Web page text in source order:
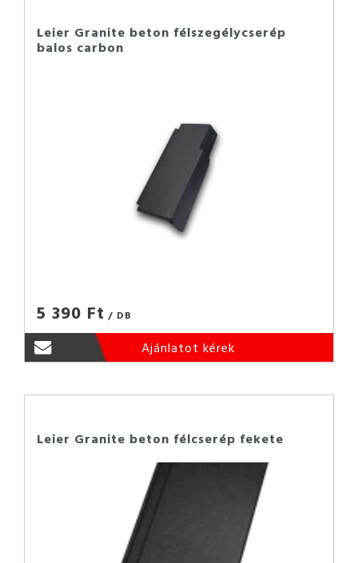
Leier Granite beton félszegélycserép
balos carbon
5 390 Ft / DB
Ajánlatot kérek
Leier Granite beton félcserép fekete